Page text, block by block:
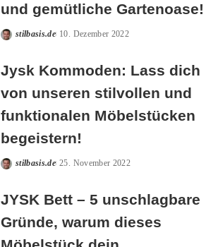
und gemütliche Gartenoase!
Posted
stilbasis.de 10. Dezember 2022
Jysk Kommoden: Lass dich
von unseren stilvollen und
funktionalen Möbelstücken
begeistern!
Posted
stilbasis.de 25. November 2022
JYSK Bett – 5 unschlagbare
Gründe, warum dieses